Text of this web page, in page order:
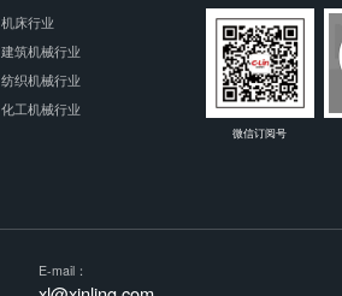
机床行业
建筑机械行业
纺织机械行业
化工机械行业
微信订阅号
E-mail：